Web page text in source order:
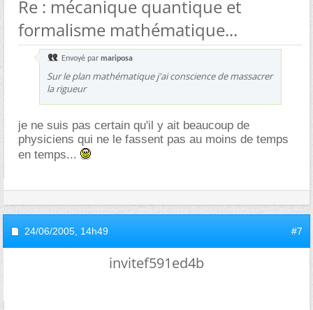
Re : mécanique quantique et
formalisme mathématique...
Envoyé par mariposa
Sur le plan mathématique j'ai conscience de massacrer
la rigueur
je ne suis pas certain qu'il y ait beaucoup de
physiciens qui ne le fassent pas au moins de temps
en temps...
24/06/2005, 14h49 #7
invitef591ed4b